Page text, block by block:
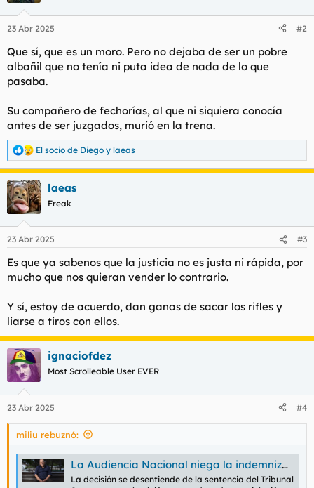
e
:
23 Abr 2025 #2
Que sí, que es un moro. Pero no dejaba de ser un pobre
albañil que no tenía ni puta idea de nada de lo que
pasaba.
Su compañero de fechorías, al que ni siquiera conocía
antes de ser juzgados, murió en la trena.
R
e
a
c
c
i
e
:
El socio de Diego y laeas
laeas
Freak
23 Abr 2025 #3
Es que ya sabenos que la justicia no es justa ni rápida, por
mucho que nos quieran vender lo contrario.
Y sí, estoy de acuerdo, dan ganas de sacar los rifles y
liarse a tiros con ellos.
ignaciofdez
Most Scrolleable User EVER
23 Abr 2025 #4
miliu rebuznó:
La Audiencia Nacional niega la indemnización a un inocente que pasó 15 años en la cárcel porque considera que no es un “error judicial evidente”
La decisión se desentiende de la sentencia del Tribunal